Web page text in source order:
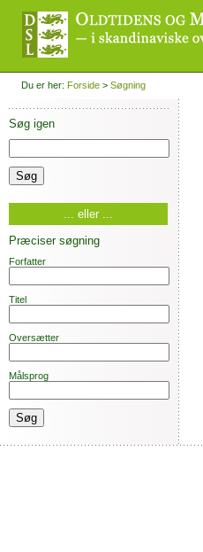
Du er her: Forside > Søgning
Søg igen
... eller ...
Præciser søgning
Forfatter
Titel
Oversætter
Målsprog